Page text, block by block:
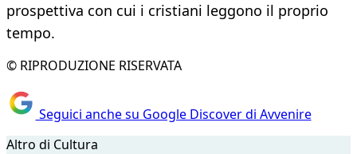
prospettiva con cui i cristiani leggono il proprio
tempo.
© RIPRODUZIONE RISERVATA
Seguici anche su Google Discover di Avvenire
Altro di Cultura